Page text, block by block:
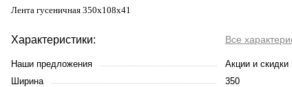
Лента гусеничная 350x108x41
Характеристики: Все
Наши предложения
Акции и скидки
Ширина
350